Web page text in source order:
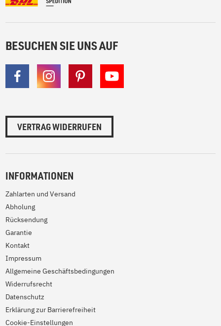
BESUCHEN SIE UNS AUF
VERTRAG WIDERRUFEN
INFORMATIONEN
Zahlarten und Versand
Abholung
Rücksendung
Garantie
Kontakt
Impressum
Allgemeine Geschäftsbedingungen
Widerrufsrecht
Datenschutz
Erklärung zur Barrierefreiheit
Cookie-Einstellungen